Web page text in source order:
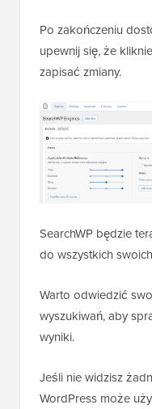
Po zakończeniu
upewnij się, że
zapisać zmiany.
SearchWP będzie
do wszystkich
Warto odwiedzić
wyszukiwań, aby
wyniki.
Jeśli nie widzisz
WordPress może